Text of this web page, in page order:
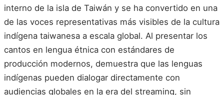
interno de la isla de Taiwán y se ha convertido en una
de las voces representativas más visibles de la cultura
indígena taiwanesa a escala global. Al presentar los
cantos en lengua étnica con estándares de
producción modernos, demuestra que las lenguas
indígenas pueden dialogar directamente con
audiencias globales en la era del streaming, sin